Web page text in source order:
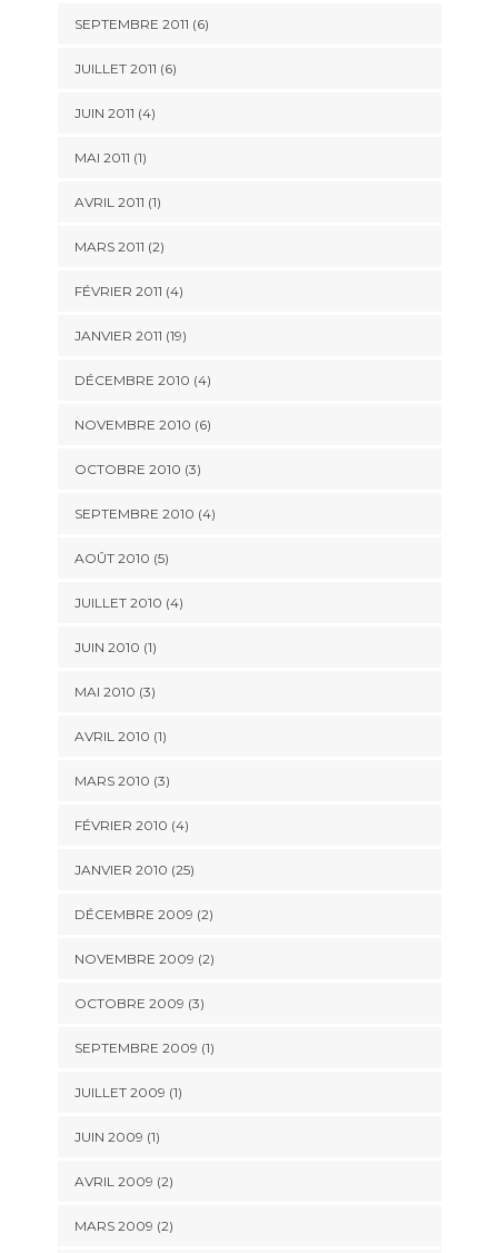
SEPTEMBRE 2011 (6)
JUILLET 2011 (6)
JUIN 2011 (4)
MAI 2011 (1)
AVRIL 2011 (1)
MARS 2011 (2)
FÉVRIER 2011 (4)
JANVIER 2011 (19)
DÉCEMBRE 2010 (4)
NOVEMBRE 2010 (6)
OCTOBRE 2010 (3)
SEPTEMBRE 2010 (4)
AOÛT 2010 (5)
JUILLET 2010 (4)
JUIN 2010 (1)
MAI 2010 (3)
AVRIL 2010 (1)
MARS 2010 (3)
FÉVRIER 2010 (4)
JANVIER 2010 (25)
DÉCEMBRE 2009 (2)
NOVEMBRE 2009 (2)
OCTOBRE 2009 (3)
SEPTEMBRE 2009 (1)
JUILLET 2009 (1)
JUIN 2009 (1)
AVRIL 2009 (2)
MARS 2009 (2)